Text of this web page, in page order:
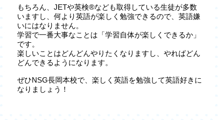
もちろん、JETや英検®なども取得している生徒が多数
いますし、何より英語が楽しく勉強できるので、英語嫌
いにはなりません。
学習で一番大事なことは「学習自体が楽しくできるか」
です。
楽しいことはどんどんやりたくなりますし、やればどん
どんできるようになります。
ぜひNSG長岡本校で、楽しく英語を勉強して英語好きに
なりましょう！